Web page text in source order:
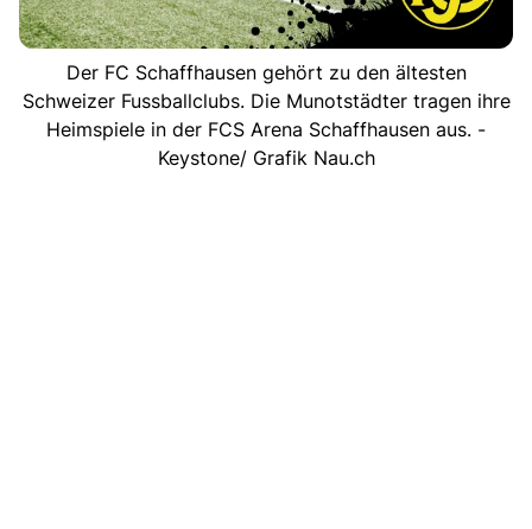
Der FC Schaffhausen gehört zu den ältesten
Schweizer Fussballclubs. Die Munotstädter tragen ihre
Heimspiele in der FCS Arena Schaffhausen aus. -
Keystone/ Grafik Nau.ch